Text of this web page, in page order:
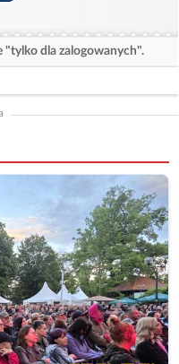
"tylko dla zalogowanych".